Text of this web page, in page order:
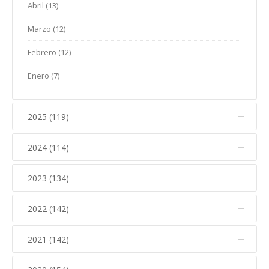
Abril (13)
Marzo (12)
Febrero (12)
Enero (7)
2025 (119)
Diciembre (12)
Noviembre (17)
Octubre (15)
Septiembre (5)
Agosto (5)
2024 (114)
Diciembre (10)
Noviembre (14)
Octubre (16)
Septiembre (7)
2023 (134)
Diciembre (11)
Noviembre (12)
Octubre (17)
2022 (142)
Diciembre (15)
2021 (142)